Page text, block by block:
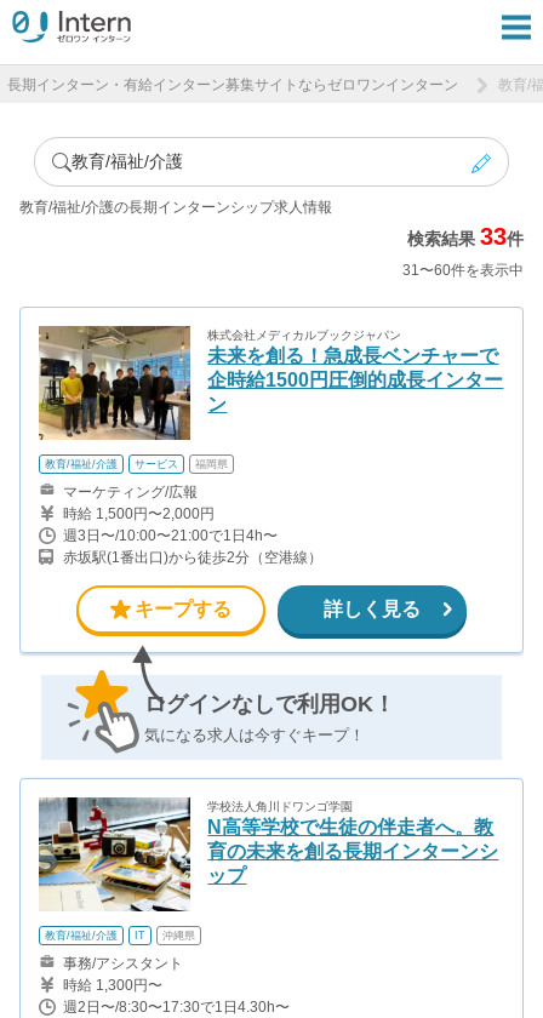
長期インターン・有給インターン募集サイトならゼロワンインターン 教育/
教育/福祉/介護
教育/福祉/介護の長期インターンシップ求人情報
検索結果33件
31〜60件を表示中
株式会社メディカルブックジャパン
未来を創る！急成長ベンチャーで
企時給1500円圧倒的成長インター
ン
教育/福祉/介護 サービス 福岡県
マーケティング/広報
時給 1,500円〜2,000円
週3日〜/10:00〜21:00で1日4h〜
赤坂駅(1番出口)から徒歩2分（空港線）
キープする 詳しく見る
ログインなしで利用OK！
気になる求人は今すぐキープ！
学校法人角川ドワンゴ学園
N高等学校で生徒の伴走者へ。教
育の未来を創る長期インターンシ
ップ
教育/福祉/介護 IT 沖縄県
事務/アシスタント
時給 1,300円〜
週2日〜/8:30〜17:30で1日4.30h〜